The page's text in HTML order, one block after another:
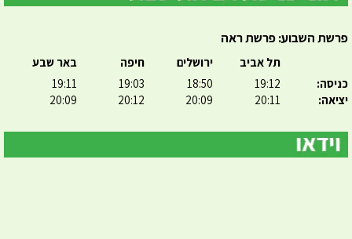
פרשת השבוע: פרשת ראה
כניסה:
יציאה:
תל אביב
19:12
20:11
ירושלים
18:50
20:09
חיפה
19:03
20:12
באר שבע
19:11
20:09